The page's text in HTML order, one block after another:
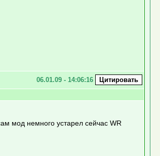
06.01.09 - 14:06:16
мод немного устарел сейчас WR